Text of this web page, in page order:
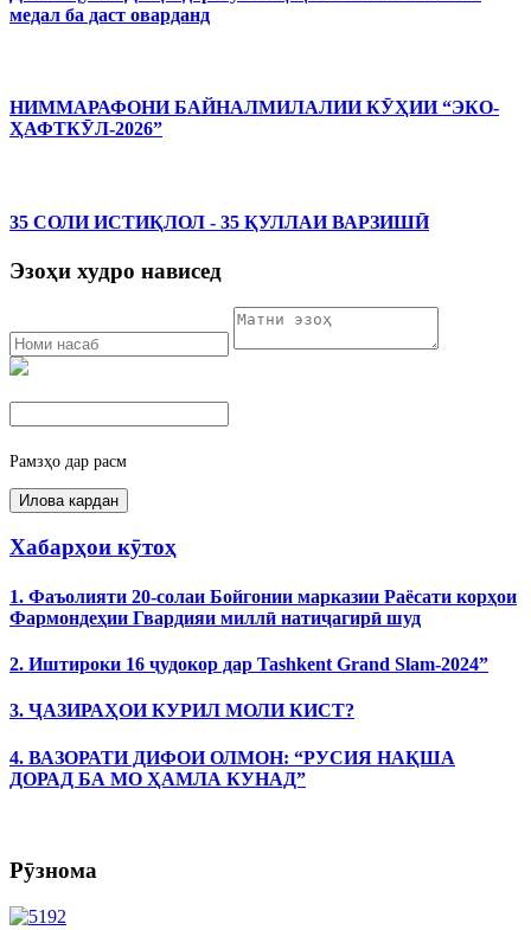
медал ба даст оварданд
НИММАРАФОНИ БАЙНАЛМИЛАЛИИ КӮҲИИ “ЭКО-
ҲАФТКӮЛ-2026”
35 СОЛИ ИСТИҚЛОЛ - 35 ҚУЛЛАИ ВАРЗИШӢ
Эзоҳи худро нависед
Рамзҳо дар расм
Хабарҳои кӯтоҳ
1. Фаъолияти 20-солаи Бойгонии марказии Раёсати корҳои
Фармондеҳии Гвардияи миллӣ натиҷагирӣ шуд
2. Иштироки 16 ҷудокор дар Tashkent Grand Slam-2024”
3. ҶАЗИРАҲОИ КУРИЛ МОЛИ КИСТ?
4. ВАЗОРАТИ ДИФОИ ОЛМОН: “РУСИЯ НАҚША
ДОРАД БА МО ҲАМЛА КУНАД”
Рӯзнома